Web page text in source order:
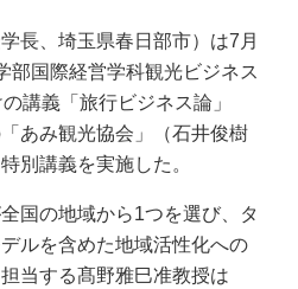
長、埼玉県春日部市）は7月
部国際経営学科観光ビジネス
講義「旅行ビジネス論」
あみ観光協会」（石井俊樹
別講義を実施した。
国の地域から1つを選び、タ
ルを含めた地域活性化への
当する髙野雅巳准教授は